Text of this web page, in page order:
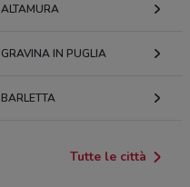
ALTAMURA
GRAVINA IN PUGLIA
BARLETTA
Tutte le città